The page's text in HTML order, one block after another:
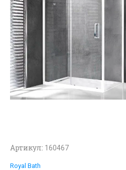
Артикул: 160467
Royal Bath